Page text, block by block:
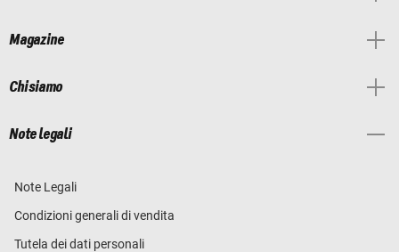
Magazine
Chi siamo
Note legali
Note Legali
Condizioni generali di vendita
Tutela dei dati personali